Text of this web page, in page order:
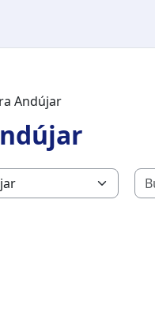
Andújar